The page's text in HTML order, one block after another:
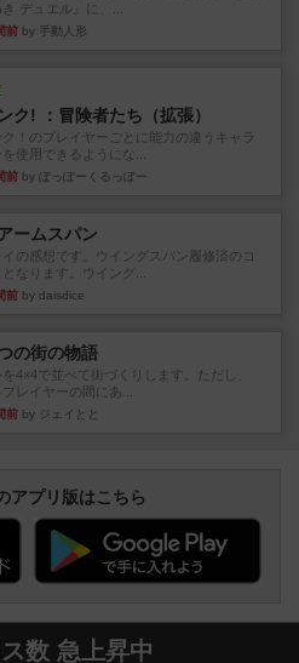
デュエル』に、...
前 by 手動人形
ク! ：冒険者たち（拡張）
ク！のプレイヤーごとに能力の違うキャラ
を使用できるようにな...
前 by ぽっぽーくるっぽー
ームスパン
イの感想です。ウイングスパン履修済のコ
となります。ウイング...
前 by daisdice
の街の物語
を4×4で並べて街づくりします。ただし、
レイヤーの間にあ...
前 by ジェイとと
アプリ版はこちら
数 急上昇中